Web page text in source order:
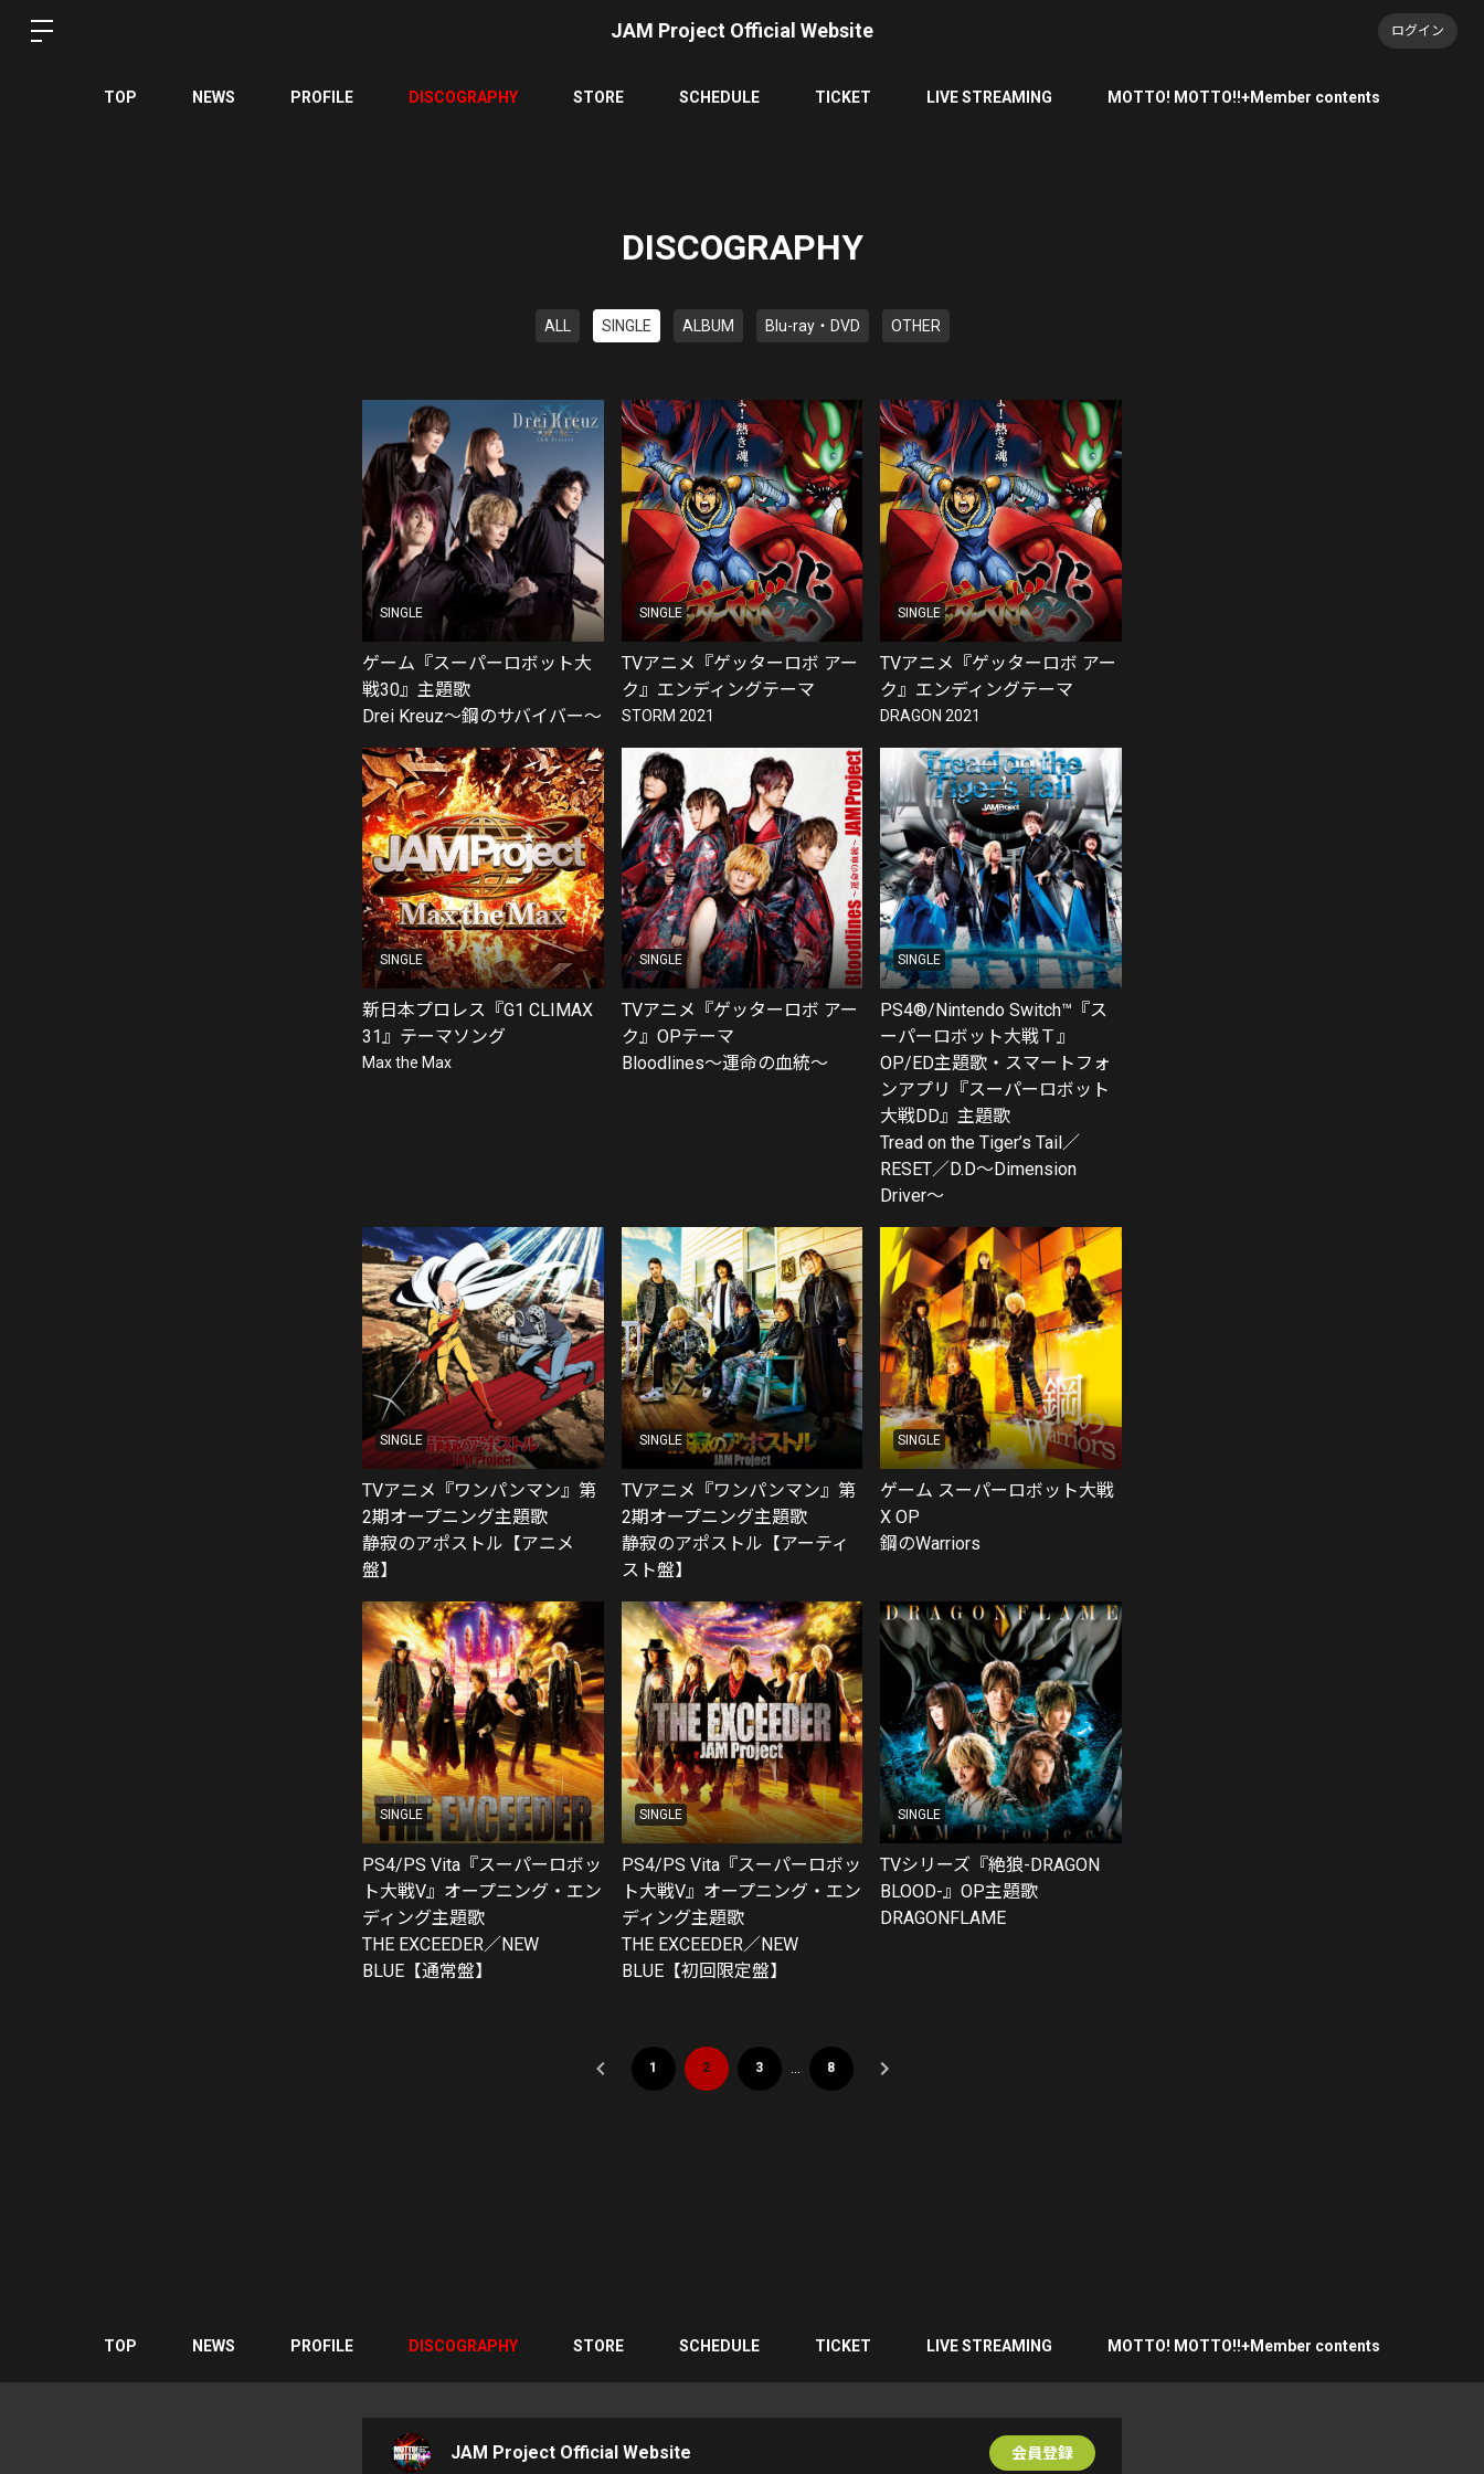
JAM Project Official Website ログイン
TOP NEWS PROFILE DISCOGRAPHY STORE SCHEDULE TICKET LIVE STREAMING MOTTO! MOTTO!!+Member contents
DISCOGRAPHY
ALL SINGLE ALBUM Blu-ray・DVD OTHER
SINGLE
ゲーム『スーパーロボット大
戦30』主題歌
Drei Kreuz〜鋼のサバイバー〜
SINGLE
TVアニメ『ゲッターロボ アー
ク』エンディングテーマ
STORM 2021
SINGLE
TVアニメ『ゲッターロボ アー
ク』エンディングテーマ
DRAGON 2021
SINGLE
新日本プロレス『G1 CLIMAX
31』テーマソング
Max the Max
SINGLE
TVアニメ『ゲッターロボ アー
ク』OPテーマ
Bloodlines〜運命の血統〜
SINGLE
PS4®/Nintendo Switch™『ス
ーパーロボット大戦Ｔ』
OP/ED主題歌・スマートフォ
ンアプリ『スーパーロボット
大戦DD』主題歌
Tread on the Tiger’s Tail／
RESET／D.D～Dimension
Driver～
SINGLE
TVアニメ『ワンパンマン』第
2期オープニング主題歌
静寂のアポストル【アニメ
盤】
SINGLE
TVアニメ『ワンパンマン』第
2期オープニング主題歌
静寂のアポストル【アーティ
スト盤】
SINGLE
ゲーム スーパーロボット大戦
X OP
鋼のWarriors
SINGLE
PS4/PS Vita『スーパーロボッ
ト大戦V』オープニング・エン
ディング主題歌
THE EXCEEDER／NEW
BLUE【通常盤】
SINGLE
PS4/PS Vita『スーパーロボッ
ト大戦V』オープニング・エン
ディング主題歌
THE EXCEEDER／NEW
BLUE【初回限定盤】
SINGLE
TVシリーズ『絶狼-DRAGON
BLOOD-』OP主題歌
DRAGONFLAME
1 2 3 8
TOP NEWS PROFILE DISCOGRAPHY STORE SCHEDULE TICKET LIVE STREAMING MOTTO! MOTTO!!+Member contents
JAM Project Official Website 会員登録